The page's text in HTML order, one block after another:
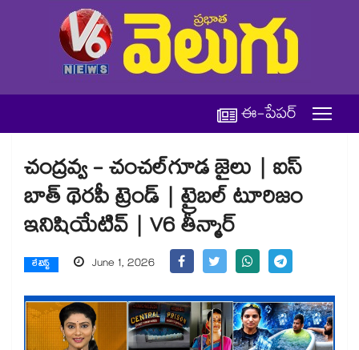
ఈ-పేపర్
చంద్రవ్వ - చంచల్‌గూడ జైలు | ఐస్
బాత్ థెరపీ ట్రెండ్ | ట్రైబల్ టూరిజం
ఇనిషియేటివ్ | V6 తీన్మార్
లేటెస్ట్ June 1, 2026